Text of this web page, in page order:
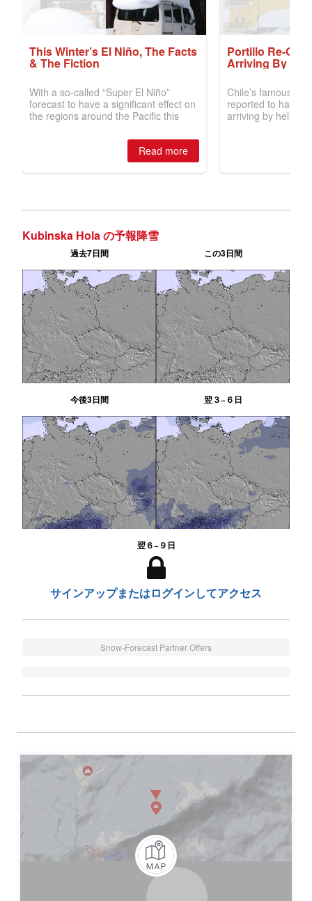
Kubinska Hola の予報降雪
過去7日間 この3日間
今後3日間 翌３−６日
翌６−９日
サインアップまたはログインしてアクセス
Snow-Forecast Partner Offers